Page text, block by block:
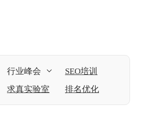
行业峰会
SEO培训
求真实验室
排名优化